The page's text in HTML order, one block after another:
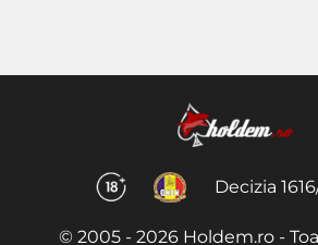
Decizia
© 2005 - 2026 Holdem.ro -